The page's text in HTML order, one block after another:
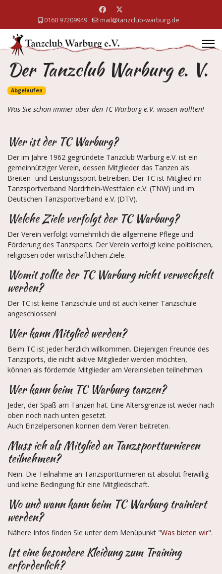
0160 97209949 mail@tanzclub-warburg.de
Der Tanzclub Warburg e. V.
Abgelaufen
Was Sie schon immer über den TC Warburg e.V. wissen wollten!
Wer ist der TC Warburg?
Der im Jahre 1962 gegründete Tanzclub Warburg e.V. ist ein
gemeinnütziger Verein, dessen Mitglieder das Tanzen als
Breiten- und Leistungssport betreiben. Der TC ist Mitglied im
Tanzsportverband Nordrhein-Westfalen e.V. (TNW) und im
Deutschen Tanzsportverband e.V. (DTV).
Welche Ziele verfolgt der TC Warburg?
Der Verein verfolgt vornehmlich die allgemeine Pflege und
Förderung des Tanzsports. Der Verein verfolgt keine politischen,
religiösen oder wirtschaftlichen Ziele.
Womit sollte der TC Warburg nicht verwechselt
werden?
Der TC ist keine Tanzschule und ist auch keiner Tanzschule
angeschlossen!
Wer kann Mitglied werden?
Beim TC ist jeder herzlich willkommen. Diejenigen Freunde des
Tanzsports, die nicht aktive Mitglieder werden möchten,
können als fördernde Mitglieder am Vereinsleben teilnehmen.
Wer kann beim TC Warburg tanzen?
Jeder, der Spaß am Tanzen hat. Eine Altersgrenze ist weder nach
oben noch nach unten gesetzt.
Auch Einzelpersonen können dem Verein beitreten.
Muss ich als Mitglied an Tanzsportturnieren
teilnehmen?
Nein. Die Teilnahme an Tanzsportturnieren ist absolut freiwillig
und keine Bedingung für eine Mitgliedschaft.
Wo und wann kann beim TC Warburg trainiert
werden?
Nähere Infos finden Sie unter dem Menüpunkt "Was bieten wir".
Ist eine besondere Kleidung zum Training
erforderlich?